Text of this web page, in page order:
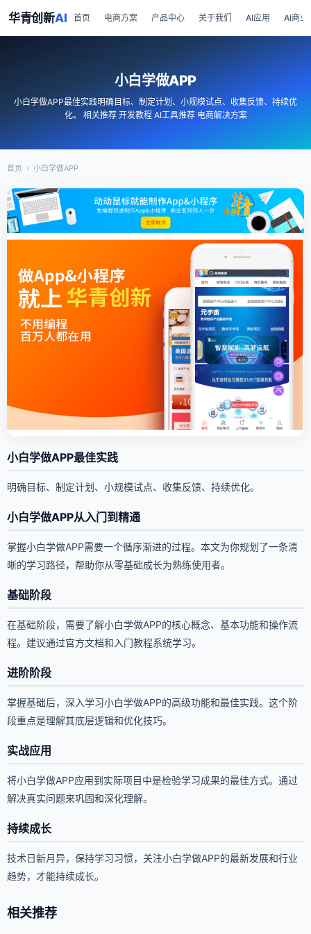
华青创新AI 首页 电商方案 产品中心 关于我们 AI应用 AI商业
小白学做APP
小白学做APP最佳实践明确目标、制定计划、小规模试点、收集反馈、持续优
化。 相关推荐 开发教程 AI工具推荐 电商解决方案
首页 › 小白学做APP
小白学做APP最佳实践
明确目标、制定计划、小规模试点、收集反馈、持续优化。
小白学做APP从入门到精通
掌握小白学做APP需要一个循序渐进的过程。本文为你规划了一条清
晰的学习路径，帮助你从零基础成长为熟练使用者。
基础阶段
在基础阶段，需要了解小白学做APP的核心概念、基本功能和操作流
程。建议通过官方文档和入门教程系统学习。
进阶阶段
掌握基础后，深入学习小白学做APP的高级功能和最佳实践。这个阶
段重点是理解其底层逻辑和优化技巧。
实战应用
将小白学做APP应用到实际项目中是检验学习成果的最佳方式。通过
解决真实问题来巩固和深化理解。
持续成长
技术日新月异，保持学习习惯，关注小白学做APP的最新发展和行业
趋势，才能持续成长。
相关推荐